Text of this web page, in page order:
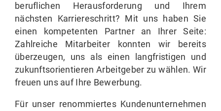
beruflichen Herausforderung und Ihrem
nächsten Karriereschritt? Mit uns haben Sie
einen kompetenten Partner an Ihrer Seite:
Zahlreiche Mitarbeiter konnten wir bereits
überzeugen, uns als einen langfristigen und
zukunftsorientieren Arbeitgeber zu wählen. Wir
freuen uns auf Ihre Bewerbung.
Für unser renommiertes Kundenunternehmen